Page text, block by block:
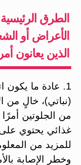
الطرق
الأعراض أو
الذين يعانون
1. عادة ما يكون
(نباتي)، خالٍ من
من الجلوتين
غذائي يحتوي
للمزيد من
وخطر الإصابة